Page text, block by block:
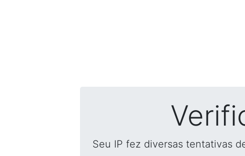
Seu IP fez diversas tentativas